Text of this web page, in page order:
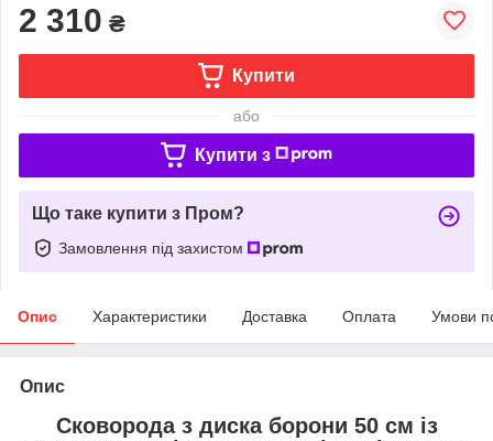
2 310 ₴
Купити
або
Купити з
Що таке купити з Пром?
Замовлення під захистом
Опис Характеристики Доставка Оплата Умови
Опис
Сковорода з диска борони 50 см із